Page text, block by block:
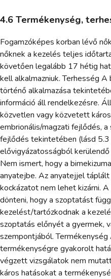
4.6 Termékenység,
Fogamzóképes korban lévő
nőknek a kezelés teljes
követően legalább 17 hétig
kell alkalmazniuk. Terhesség
történő alkalmazása
információ áll rendelkezésre.
közvetlen vagy közvetett
embrionális/magzati fejlődés,
fejlődés tekintetében (lásd
elővigyázatosságból
Nem ismert, hogy a
anyatejbe. Az anyatejjel
kockázatot nem lehet kizárni.
dönteni, hogy a szoptatást
kezelést/tartózkodnak a
szoptatás előnyét a gyermek,
szempontjából. Termékenység
termékenységre gyakorolt
végzett vizsgálatok nem
káros hatásokat a